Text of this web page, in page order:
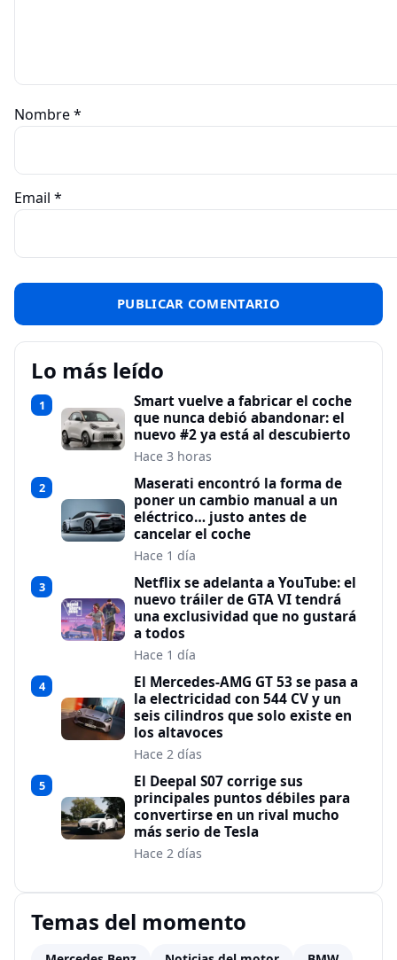
Nombre*
Email *
Lo más leído
1
Smart vuelve a fabricar el coche
que nunca debió abandonar: el
nuevo #2 ya está al descubierto
Hace 3 horas
2
Maserati encontró la forma de
poner un cambio manual a un
eléctrico… justo antes de
cancelar el coche
Hace 1 día
3
Netflix se adelanta a YouTube: el
nuevo tráiler de GTA VI tendrá
una exclusividad que no gustará
a todos
Hace 1 día
4
El Mercedes-AMG GT 53 se pasa a
la electricidad con 544 CV y un
seis cilindros que solo existe en
los altavoces
Hace 2 días
5
El Deepal S07 corrige sus
principales puntos débiles para
convertirse en un rival mucho
más serio de Tesla
Hace 2 días
Temas del momento